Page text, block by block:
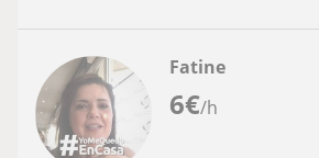
6€/h
Fatine